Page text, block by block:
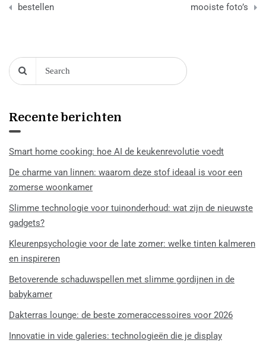
bestellen
mooiste foto’s
Recente berichten
Smart home cooking: hoe AI de keukenrevolutie voedt
De charme van linnen: waarom deze stof ideaal is voor een
zomerse woonkamer
Slimme technologie voor tuinonderhoud: wat zijn de nieuwste
gadgets?
Kleurenpsychologie voor de late zomer: welke tinten kalmeren
en inspireren
Betoverende schaduwspellen met slimme gordijnen in de
babykamer
Dakterras lounge: de beste zomeraccessoires voor 2026
Innovatie in vide galeries: technologieën die je display